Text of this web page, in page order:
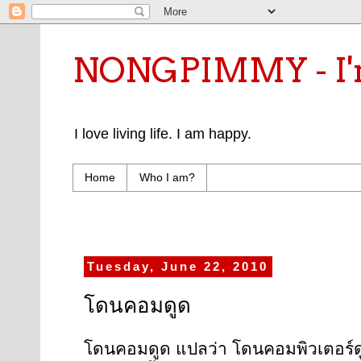
NONGPIMMY -
I love living life. I am happy.
Home Who I am?
Tuesday, June 22, 2010
โดนคอมดูด
โดนคอมดูด แปลว่า โดนคอมพิวเตอ